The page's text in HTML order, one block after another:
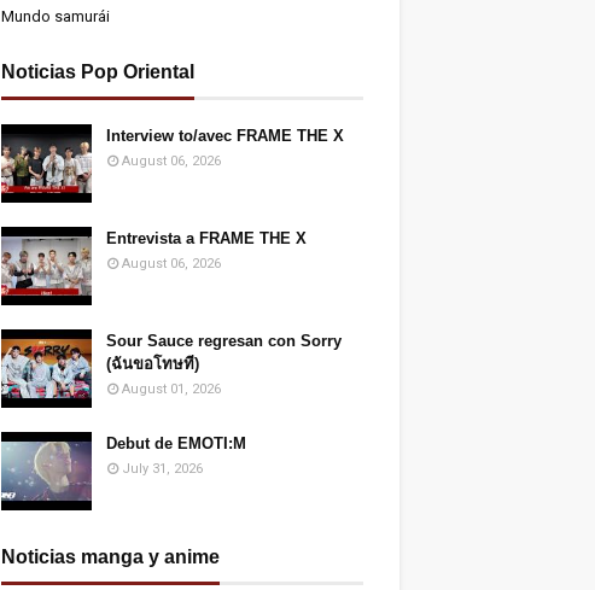
Mundo samurái
Noticias Pop Oriental
Interview to/avec FRAME THE X
August 06, 2026
Entrevista a FRAME THE X
August 06, 2026
Sour Sauce regresan con Sorry
(ฉันขอโทษที)
August 01, 2026
Debut de EMOTI:M
July 31, 2026
Noticias manga y anime